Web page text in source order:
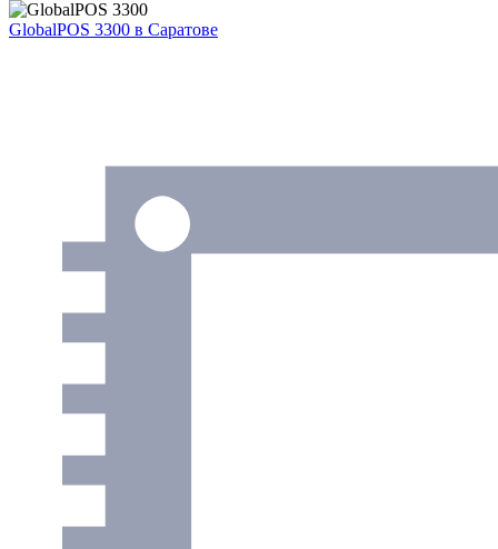
GlobalPOS 3300 в Саратове